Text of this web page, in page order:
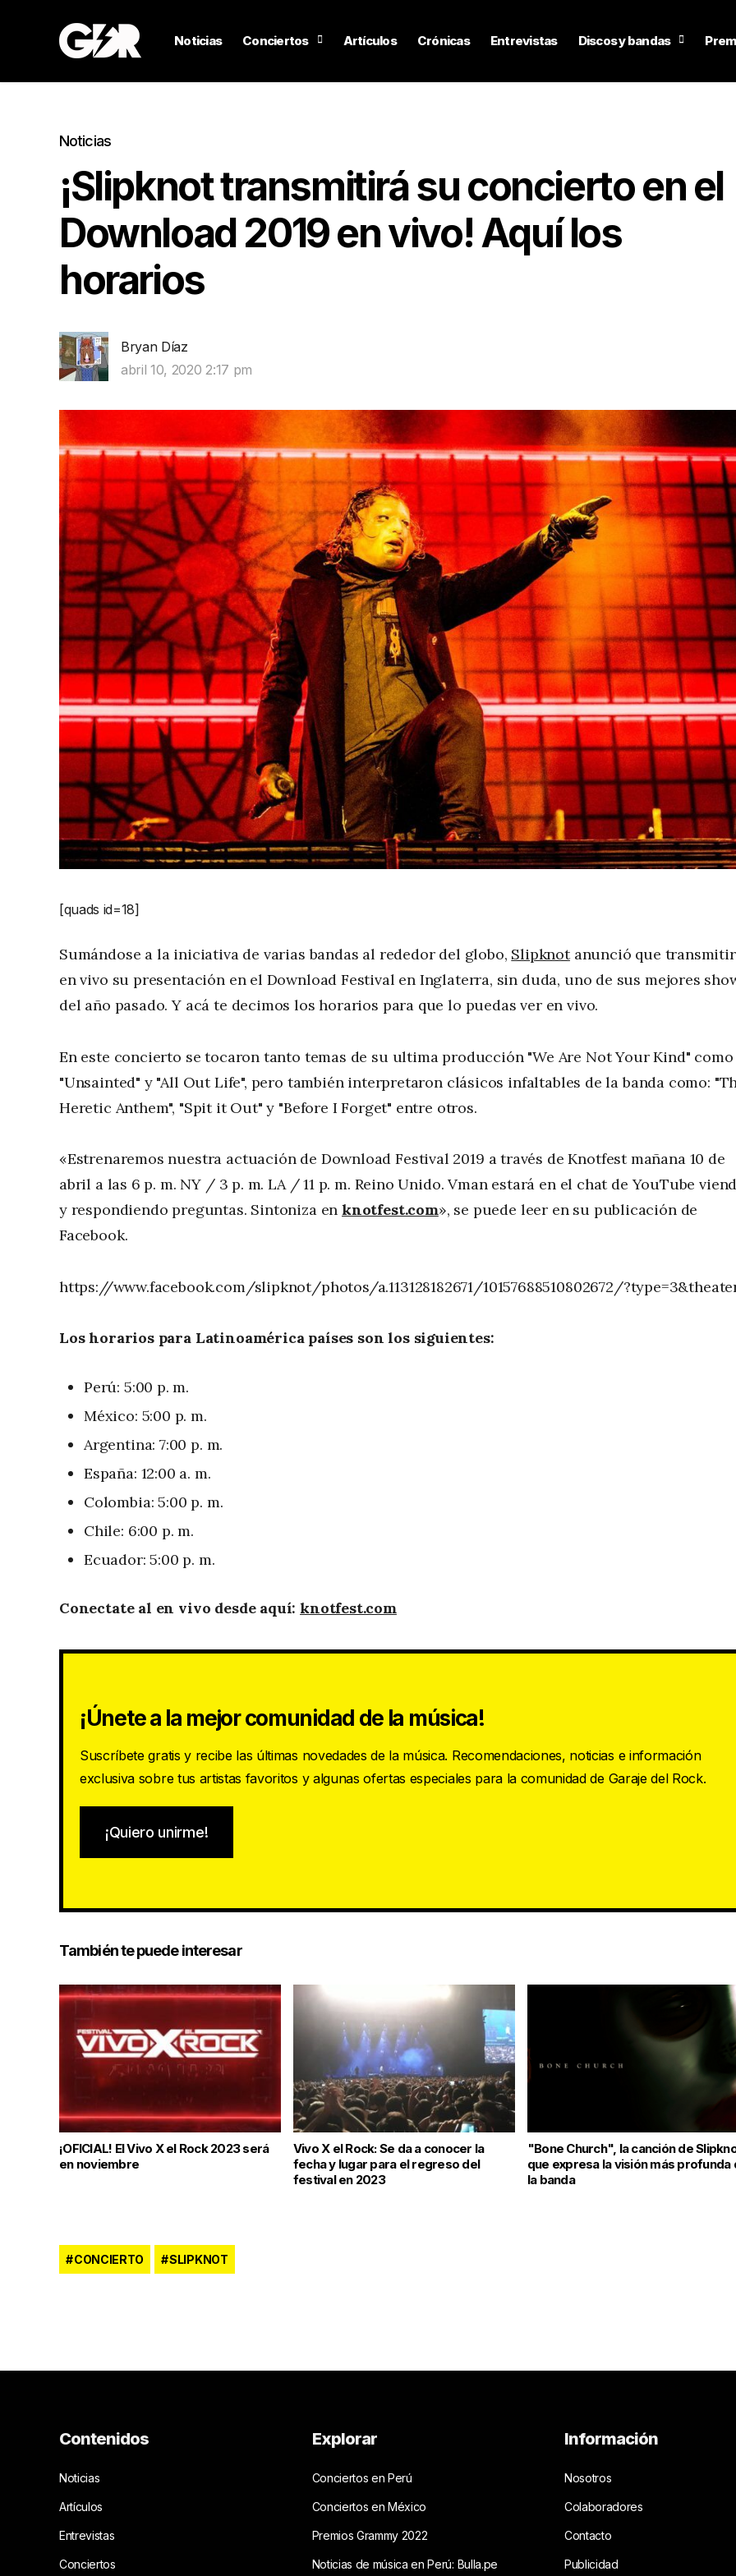
Noticias Conciertos Artículos Crónicas Entrevistas Discos y bandas
Noticias
¡Slipknot transmitirá su concierto en el
Download 2019 en vivo! Aquí los
horarios
Bryan Díaz
abril 10, 2020 2:17 pm
[quads id=18]
Sumándose a la iniciativa de varias bandas al rededor del globo, Slipknotanunció que
en vivo su presentación en el Download Festival en Inglaterra, sin duda, uno de sus mejores
del año pasado. Y acá te decimos los horarios para que lo puedas ver en vivo.
En este concierto se tocaron tanto temas de su ultima producción "We Are Not Your Kind" como
"Unsainted" y "All Out Life", pero también interpretaron clásicos infaltables de la banda como:
Heretic Anthem", "Spit it Out" y "Before I Forget" entre otros.
«Estrenaremos nuestra actuación de Download Festival 2019 a través de Knotfest mañana 10 de
abril a las 6 p. m. NY / 3 p. m. LA / 11 p. m. Reino Unido. Vman estará en el chat de YouTube
y respondiendo preguntas. Sintoniza en knotfest.com», se puede leer en su publicación de
Facebook.
https://www.facebook.com/slipknot/photos/a.113128182671/10157688510802672/
Los horarios para Latinoamérica países son los siguientes:
Perú: 5:00 p. m.
México: 5:00 p. m.
Argentina: 7:00 p. m.
España: 12:00 a. m.
Colombia: 5:00 p. m.
Chile: 6:00 p. m.
Ecuador: 5:00 p. m.
Conectate al en vivo desde aquí:knotfest.com
¡Únete a la mejor comunidad de la música!
Suscríbete gratis y recibe las últimas novedades de la música. Recomendaciones, noticias e información
exclusiva sobre tus artistas favoritos y algunas ofertas especiales para la comunidad de Garaje del Rock.
¡Quiero unirme!
También te puede interesar
¡OFICIAL! El Vivo X el Rock 2023 será
en noviembre
Vivo X el Rock: Se da a conocer la
fecha y lugar para el regreso del
festival en 2023
"Bone Church", la canción de
que expresa la visión más profunda
la banda
CONCIERTO SLIPKNOT
Contenidos
Noticias
Artículos
Entrevistas
Conciertos
Explorar
Conciertos en Perú
Conciertos en México
Premios Grammy 2022
Noticias de música en Perú: Bulla.pe
Información
Nosotros
Colaboradores
Contacto
Publicidad